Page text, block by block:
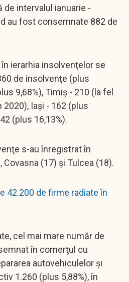
de intervalul ianuarie -
au fost consemnate 882 de
ierarhia insolvenţelor se
de insolvenţe (plus
9,68%), Timiş - 210 (la fel
Iaşi - 162 (plus
(plus 16,13%).
s-au înregistrat în
(17) şi Tulcea (18).
42.200 de firme radiate în
cel mai mare număr de
în comerţul cu
autovehiculelor şi
1.260 (plus 5,88%), în